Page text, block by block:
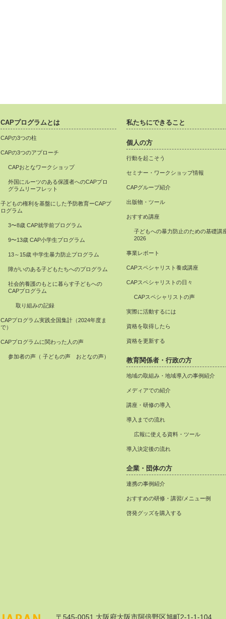
CAPプログラムとは
CAPの3つの柱
CAPの3つのアプローチ
CAPおとなワークショップ
外国にルーツのある保護者へのCAPプロ
グラムリーフレット
子どもの権利を基盤にした予防教育ーCAPプ
ログラム
3〜8歳 CAP就学前プログラム
9〜13歳 CAP小学生プログラム
13～15歳 中学生暴力防止プログラム
障がいのある子どもたちへのプログラム
社会的養護のもとに暮らす子どもへの
CAPプログラム
取り組みの記録
CAPプログラム実践全国集計（2024年度ま
で）
CAPプログラムに関わった人の声
参加者の声（ 子どもの声 おとなの声）
私たちにできること
個人の方
行動を起こそう
セミナー・ワークショップ情報
CAPグループ紹介
出版物・ツール
おすすめ講座
子どもへの暴力防止のための基礎講
2026
事業レポート
CAPスペシャリスト養成講座
CAPスペシャリストの日々
CAPスペシャリストの声
実際に活動するには
資格を取得したら
資格を更新する
教育関係者・行政の方
地域の取組み・地域導入の事例紹介
メディアでの紹介
講座・研修の導入
導入までの流れ
広報に使える資料・ツール
導入決定後の流れ
企業・団体の方
連携の事例紹介
おすすめの研修・講習/メニュー例
啓発グッズを購入する
〒545-0051 大阪府大阪市阿倍野区旭町2-1-1-104